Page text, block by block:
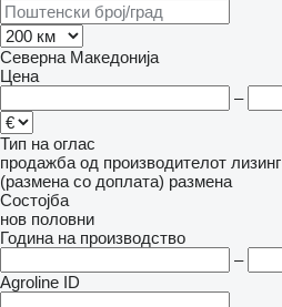
Северна Македонија
Цена
–
Тип на оглас
продажба од производителот лизинг
(размена со доплата) размена
Состојба
нов половни
Година на производство
–
Agroline ID